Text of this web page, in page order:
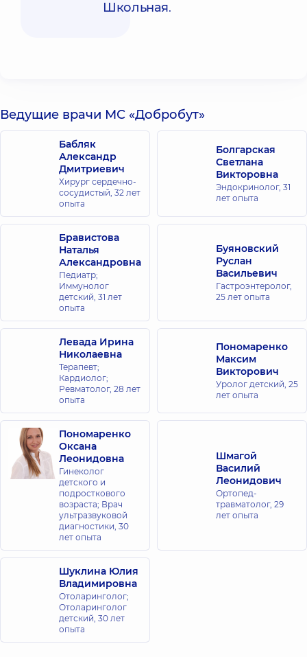
Школьная.
Ведущие врачи МС «Добробут»
Бабляк
Александр
Дмитриевич
Хирург сердечно-
сосудистый, 32 лет
опыта
Болгарская
Светлана
Викторовна
Эндокринолог, 31
лет опыта
Бравистова
Наталья
Александровна
Педиатр;
Иммунолог
детский, 31 лет
опыта
Буяновский
Руслан
Васильевич
Гастроэнтеролог,
25 лет опыта
Левада Ирина
Николаевна
Терапевт;
Кардиолог;
Ревматолог, 28 лет
опыта
Пономаренко
Максим
Викторович
Уролог детский, 25
лет опыта
Пономаренко
Оксана
Леонидовна
Гинеколог
детского и
подросткового
возраста; Врач
ультразвуковой
диагностики, 30
лет опыта
Шмагой
Василий
Леонидович
Ортопед-
травматолог, 29
лет опыта
Шуклина Юлия
Владимировна
Отоларинголог;
Отоларинголог
детский, 30 лет
опыта